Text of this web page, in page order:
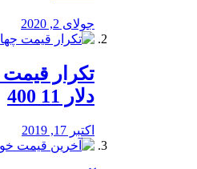
جولای 2, 2020
تکرار
دلار 11 400
اکتبر 17, 2019